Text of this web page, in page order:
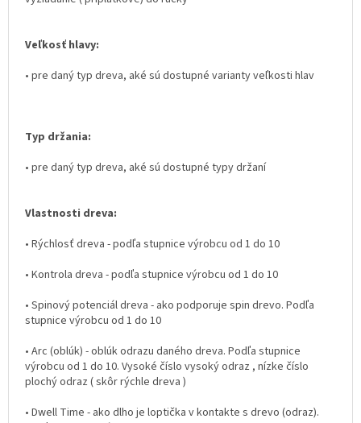
Veľkosť hlavy:
• pre daný typ dreva, aké sú dostupné varianty veľkosti hlav
Typ držania:
• pre daný typ dreva, aké sú dostupné typy držaní
Vlastnosti dreva:
• Rýchlosť dreva - podľa stupnice výrobcu od 1 do 10
• Kontrola dreva - podľa stupnice výrobcu od 1 do 10
• Spinový potenciál dreva - ako podporuje spin drevo. Podľa
stupnice výrobcu od 1 do 10
• Arc (oblúk) - oblúk odrazu daného dreva. Podľa stupnice
výrobcu od 1 do 10. Vysoké číslo vysoký odraz , nízke číslo
plochý odraz ( skôr rýchle dreva )
• Dwell Time - ako dlho je loptička v kontakte s drevo (odraz).